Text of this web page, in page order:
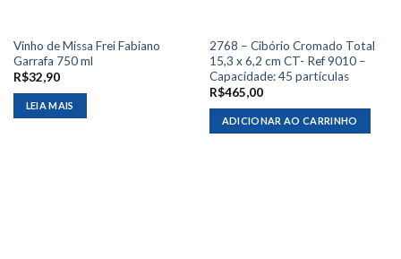
Vinho de Missa Frei Fabiano
Garrafa 750 ml
R$32,90
LEIA MAIS
2768 – Cibório Cromado Total
15,3 x 6,2 cm CT- Ref 9010 –
Capacidade: 45 partículas
R$465,00
ADICIONAR AO CARRINHO